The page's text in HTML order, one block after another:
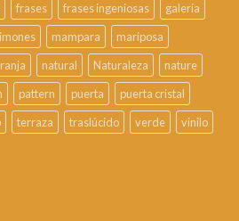
frases frases ingeniosas
galería
mampara
mariposa
natural Naturaleza
nature
pattern puerta
puerta cristal
terraza traslúcido verde
vinilo